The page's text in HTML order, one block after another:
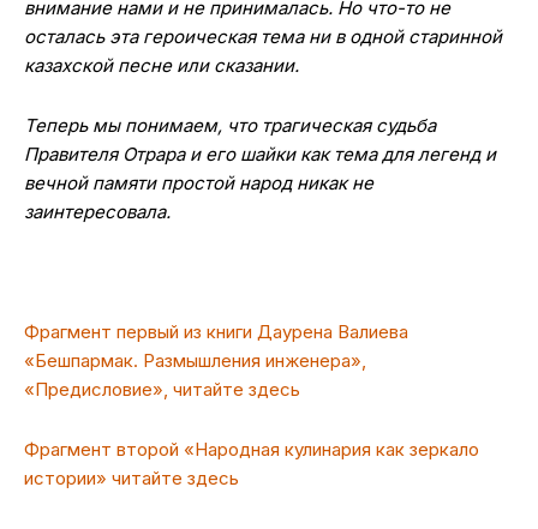
внимание нами и не принималась. Но что-то не
осталась эта героическая тема ни в одной старинной
казахской песне или сказании.
Теперь мы понимаем, что трагическая судьба
Правителя Отрара и его шайки как тема для легенд и
вечной памяти простой народ никак не
заинтересовала.
Фрагмент первый из книги Даурена Валиева
«Бешпармак. Размышления инженера»,
«Предисловие», читайте здесь
Фрагмент второй «Народная кулинария как зеркало
истории» читайте здесь